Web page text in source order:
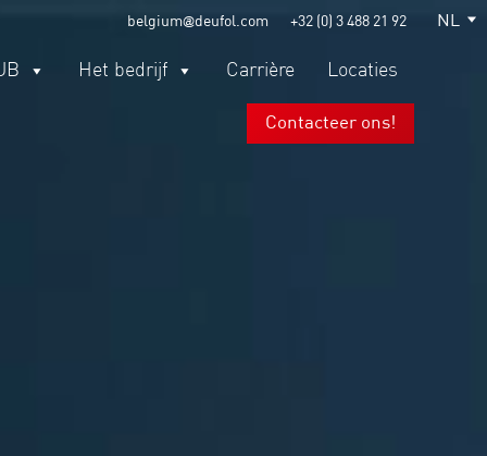
belgium@deufol.com +32 (0) 3 488 21 92 NL
Het bedrijf Carrière Locaties
Contacteer ons!